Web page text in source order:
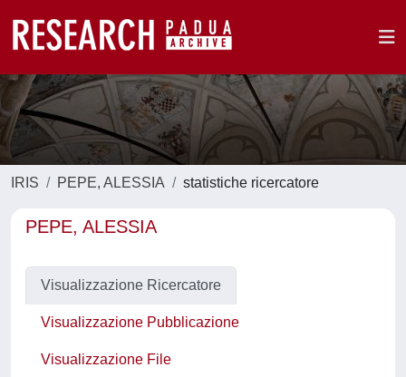
IRIS PEPE, ALESSIA statistiche ricercatore
PEPE, ALESSIA
Visualizzazione Ricercatore
Visualizzazione Pubblicazione
Visualizzazione File